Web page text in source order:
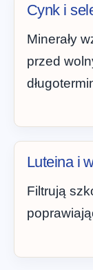
Cynk i
Minerały
przed
Luteina i
Filtrują